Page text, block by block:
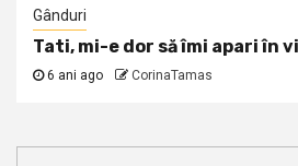
Gânduri
Tati, mi-e dor să îmi apari în
6 ani ago CorinaTamas